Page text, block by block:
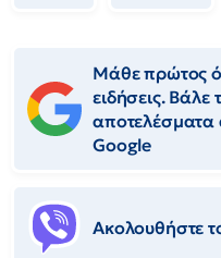
Μάθε πρώτος
ειδήσεις.
αποτελέσματα
Google
Ακολουθήστε